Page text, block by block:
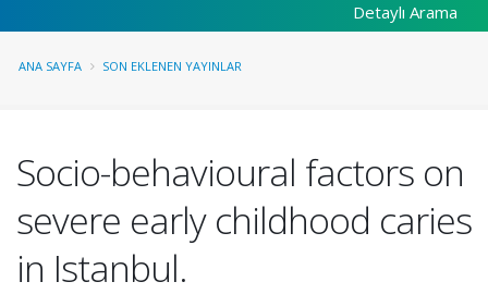
Detaylı Arama
ANA SAYFA SON EKLENEN YAYINLAR
Socio-behavioural factors on
severe early childhood caries
in Istanbul.